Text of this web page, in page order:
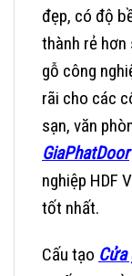
đẹp, có độ
thành rẻ
gỗ công
rãi cho các
sạn, văn
GiaPhatDoor
nghiệp HDF
tốt nhất.
Cấu tạo Cửa